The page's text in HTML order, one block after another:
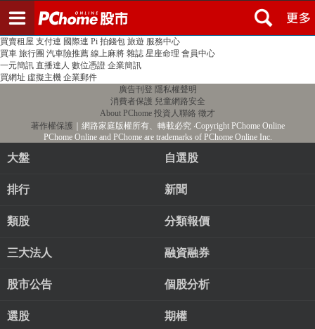
PChome首頁 線上購物 24h購物 書店
買賣租屋 支付連 國際連 Pi 拍錢包 旅遊 服務中心
買車 旅行團 汽車險推薦 線上麻將 雜誌 星座命理 會員中心
一元簡訊 直播達人 數位憑證 企業簡訊
買網址 虛擬主機 企業郵件
廣告刊登 隱私權聲明
消費者保護 兒童網路安全
About PChome 投資人聯絡 徵才
著作權保護 ｜網路家庭版權所有、轉載必究‧Copyright PChome Online
PChome Online and PChome are trademarks of PChome Online Inc.
大盤 自選股
排行 新聞
類股 分類報價
三大法人 融資融券
股市公告 個股分析
選股 期權